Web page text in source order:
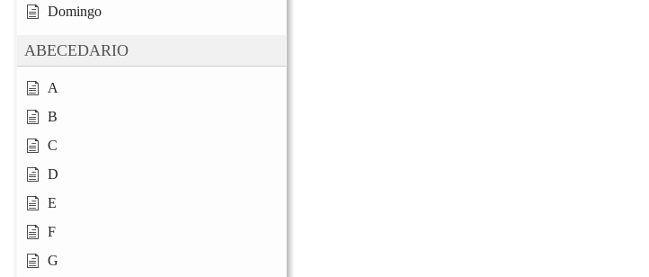
Domingo
ABECEDARIO
A
B
C
D
E
F
G